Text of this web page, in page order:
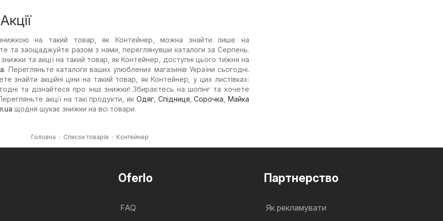
на такий товар, як Контейнер, можна знайти лише на
та заощаджуйте разом з нами, переглянувши каталоги за Серпень.
та акції на такий товар, як Контейнер, доступні цього тижня на
. Перегляньте каталоги ваших улюблених магазинів України сьогодні.
знайти акційні ціни на такий товар, як Контейнер, у цих листівках:
та дізнайтеся про інші знижки! Збираєтесь на шопінг та хочете
акції на такі продукти, як Одяг, Спідниця ,Сорочка ,Майка
щодня шукає знижки на всі товари.
Головна Список товарів Контейнер
Oferlo
FAQ
Партнерство
Як рекламувати